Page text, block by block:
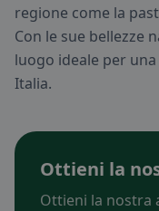
regione come la
Con le sue bellezze
luogo ideale per
Italia.
Ottieni la
Ottieni la nostra